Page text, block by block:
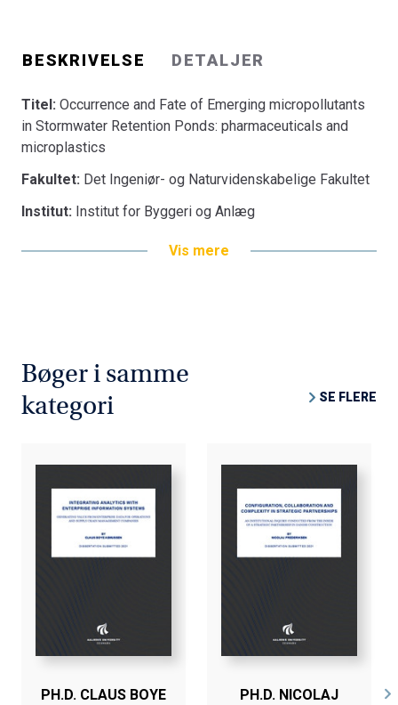
BESKRIVELSE DETALJER
Titel: Occurrence and Fate of Emerging micropollutants
in Stormwater Retention Ponds: pharmaceuticals and
microplastics
Fakultet: Det Ingeniør- og Naturvidenskabelige Fakultet
Institut: Institut for Byggeri og Anlæg
Vis mere
Bøger i samme
kategori
SE FLERE
PH.D. CLAUS BOYE
PH.D. NICOLAJ